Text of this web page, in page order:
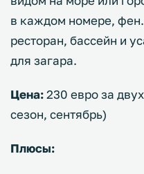
в каждом номере,
ресторан, бассейн и
для загара.
Цена:230 евро за
сезон, сентябрь)
Плюсы: